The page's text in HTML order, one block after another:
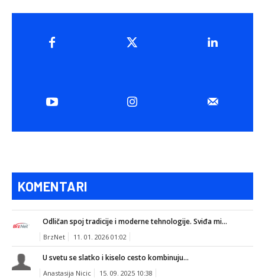
KOMENTARI
Odličan spoj tradicije i moderne tehnologije. Sviđa mi...
BrzNet 11. 01. 2026 01:02
U svetu se slatko i kiselo cesto kombinuju...
Anastasija Nicic 15. 09. 2025 10:38